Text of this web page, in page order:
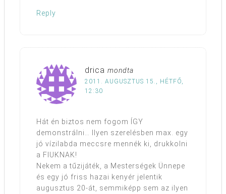
Reply
drica mondta
2011. AUGUSZTUS 15., HÉTFŐ,
12:30
Hát én biztos nem fogom ÍGY
demonstrálni… Ilyen szerelésben max. egy
jó vízilabda meccsre mennék ki, drukkolni
a FIUKNAK!
Nekem a tűzijáték, a Mesterségek Ünnepe
és egy jó friss hazai kenyér jelentik
augusztus 20-át, semmiképp sem az ilyen